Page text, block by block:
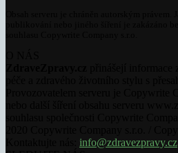
info@zdravezpravy.cz